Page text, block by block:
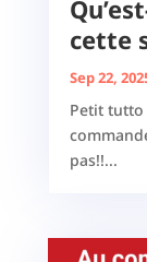
cette
Sep 22,
Petit tutto
pas!!...